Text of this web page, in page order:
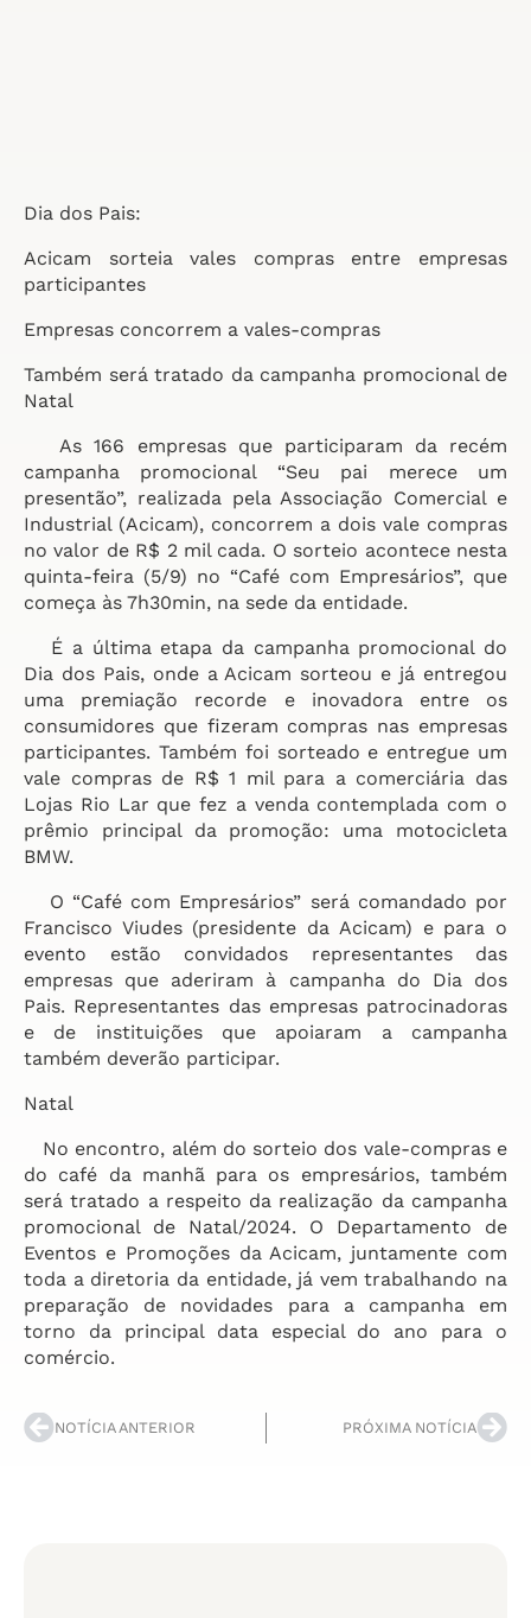
Dia dos Pais:
Acicam sorteia vales compras entre empresas
participantes
Empresas concorrem a vales-compras
Também será tratado da campanha promocional de
Natal
As 166 empresas que participaram da recém
campanha promocional “Seu pai merece um
presentão”, realizada pela Associação Comercial e
Industrial (Acicam), concorrem a dois vale compras
no valor de R$ 2 mil cada. O sorteio acontece nesta
quinta-feira (5/9) no “Café com Empresários”, que
começa às 7h30min, na sede da entidade.
É a última etapa da campanha promocional do
Dia dos Pais, onde a Acicam sorteou e já entregou
uma premiação recorde e inovadora entre os
consumidores que fizeram compras nas empresas
participantes. Também foi sorteado e entregue um
vale compras de R$ 1 mil para a comerciária das
Lojas Rio Lar que fez a venda contemplada com o
prêmio principal da promoção: uma motocicleta
BMW.
O “Café com Empresários” será comandado por
Francisco Viudes (presidente da Acicam) e para o
evento estão convidados representantes das
empresas que aderiram à campanha do Dia dos
Pais. Representantes das empresas patrocinadoras
e de instituições que apoiaram a campanha
também deverão participar.
Natal
No encontro, além do sorteio dos vale-compras e
do café da manhã para os empresários, também
será tratado a respeito da realização da campanha
promocional de Natal/2024. O Departamento de
Eventos e Promoções da Acicam, juntamente com
toda a diretoria da entidade, já vem trabalhando na
preparação de novidades para a campanha em
torno da principal data especial do ano para o
comércio.
NOTÍCIA ANTERIOR PRÓXIMA NOTÍCIA